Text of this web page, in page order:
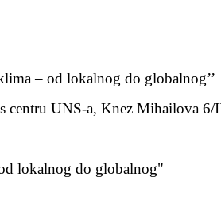
– od lokalnog do globalnog’’
centru UNS-a, Knez Mihailova
lokalnog do globalnog"